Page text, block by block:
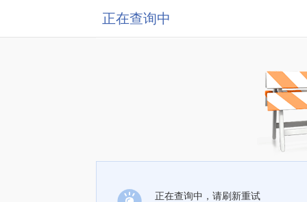
正在查询中
正在查询中，请刷新重试